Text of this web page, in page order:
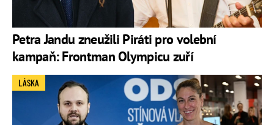
Petra Jandu zneužili Piráti pro volební
kampaň: Frontman Olympicu zuří
LÁSKA